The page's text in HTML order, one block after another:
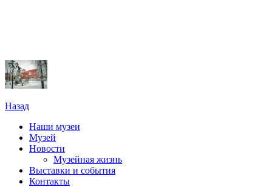
Назад
Наши музеи
Музей
Новости
Музейная жизнь
Выставки и события
Контакты